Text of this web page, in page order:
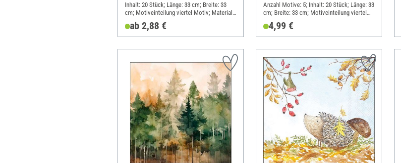
Inhalt: 20 Stück; Länge: 33 cm; Breite: 33
cm; Motiveinteilung viertel Motiv; Material:
Papier
ab 2,88 €
Anzahl Motive: 5; Inhalt: 20 Stück; Länge: 33
cm; Breite: 33 cm; Motiveinteilung viertel
4,99 €